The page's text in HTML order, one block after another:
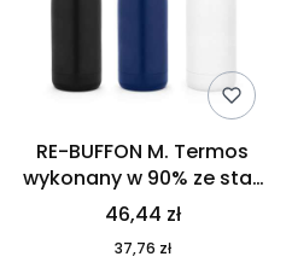
RE-BUFFON M. Termos
wykonany w 90% ze stali
nierdzewnej
pochodzącej z
recyklingu 520 ml 94294
46,44 zł
37,76 zł